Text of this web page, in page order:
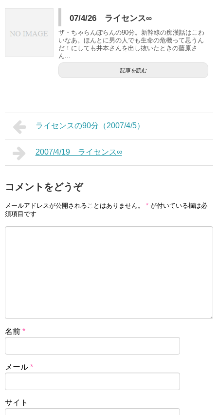
07/4/26 ライセンス∞
ザ・ちゃらんぽらんの90分。新幹線の痴漢話はこわ
いなあ。ほんとに男の人でも生命の危機って思うん
だ！にしても井本さんを出し抜いたときの藤原さ
ん...
記事を読む
ライセンスの90分（2007/4/5）
2007/4/19 ライセンス∞
コメントをどうぞ
メールアドレスが公開されることはありません。 * が付いている欄は必
須項目です
名前 *
メール *
サイト